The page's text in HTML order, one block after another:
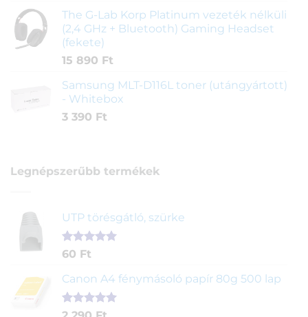
The G-Lab Korp Platinum vezeték nélküli
(2,4 GHz + Bluetooth) Gaming Headset
(fekete)
15 890 Ft
Samsung MLT-D116L toner (utángyártott)
- Whitebox
3 390 Ft
Legnépszerűbb termékek
UTP törésgátló, szürke
Értékelés
ből,
1
értékelés
alapján
60 Ft
Canon A4 fénymásoló papír 80g 500 lap
Értékelés
2